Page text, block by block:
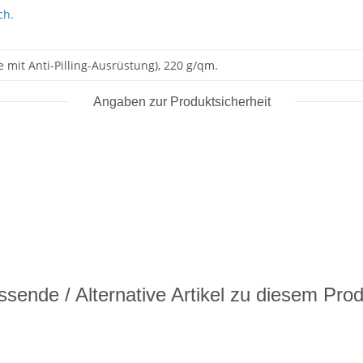
mit Anti-Pilling-Ausrüstung), 220 g/qm.
Angaben zur Produktsicherheit
/ Alternative Artikel zu diesem